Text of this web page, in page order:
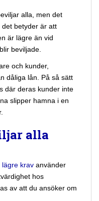
alla, men det
det betyder är att
är lägre än vid
beviljade.
och kunder,
dåliga lån. På så sätt
där deras kunder inte
slipper hamna i en
alla
lägre krav använder
hos
av att du ansöker om